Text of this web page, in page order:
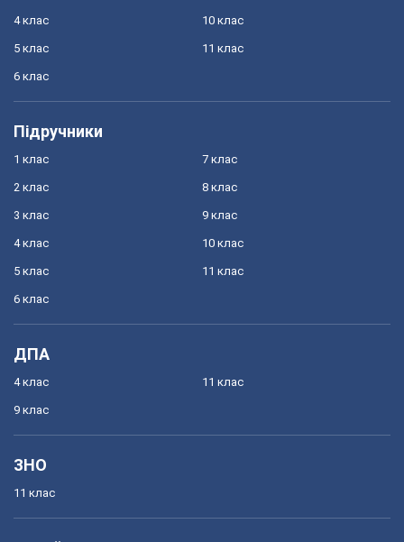
4 клас
5 клас
6 клас
10 клас
11 клас
Підручники
1 клас
2 клас
3 клас
4 клас
5 клас
6 клас
7 клас
8 клас
9 клас
10 клас
11 клас
ДПА
4 клас
9 клас
11 клас
ЗНО
11 клас